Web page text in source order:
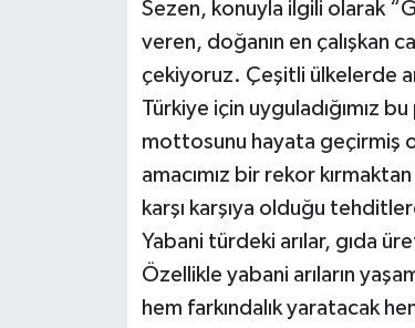
Sezen, konuyla ilgili olarak
veren, doğanın en çalışkan
çekiyoruz. Çeşitli ülkelerde
Türkiye için uyguladığımız
mottosunu hayata geçirmiş
amacımız bir rekor
karşı karşıya olduğu
Yabani türdeki arılar, gıda
Özellikle yabani arıların
hem farkındalık yaratacak